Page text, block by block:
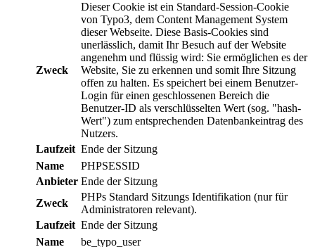
Zweck
Dieser Cookie ist ein Standard-Session-Cookie
von Typo3, dem Content Management System
dieser Webseite. Diese Basis-Cookies sind
unerlässlich, damit Ihr Besuch auf der Website
angenehm und flüssig wird: Sie ermöglichen es der
Website, Sie zu erkennen und somit Ihre Sitzung
offen zu halten. Es speichert bei einem Benutzer-
Login für einen geschlossenen Bereich die
Benutzer-ID als verschlüsselten Wert (sog. "hash-
Wert") zum entsprechenden Datenbankeintrag des
Nutzers.
Laufzeit Ende der Sitzung
Name
PHPSESSID
Anbieter Ende der Sitzung
Zweck
PHPs Standard Sitzungs Identifikation (nur für
Administratoren relevant).
Laufzeit Ende der Sitzung
Name
be_typo_user